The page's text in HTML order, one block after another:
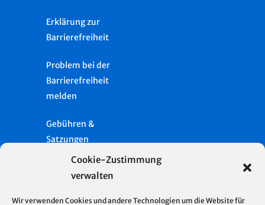
Cookie-Zustimmung
verwalten
Wir verwenden Cookies und andere Technologien um die Website für
Erklärung zur
Barrierefreiheit
Problem bei der
Barrierefreiheit
melden
Gebühren &
Satzungen